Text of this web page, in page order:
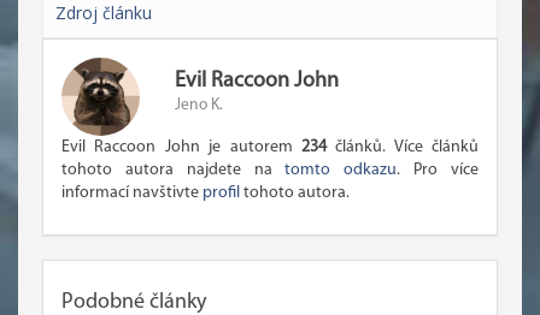
Zdroj článku
Evil Raccoon John
Jeno K.
Evil Raccoon John je autorem 234článků. Více článků
tohoto autora najdete natomto odkazu. Pro více
informací navštivte profil tohoto autora.
Podobné články